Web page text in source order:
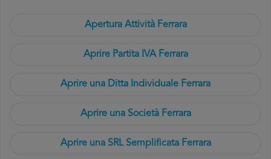
Apertura Attività Ferrara
Aprire Partita IVA Ferrara
Aprire una Ditta Individuale Ferrara
Aprire una Società Ferrara
Aprire una SRL Semplificata Ferrara